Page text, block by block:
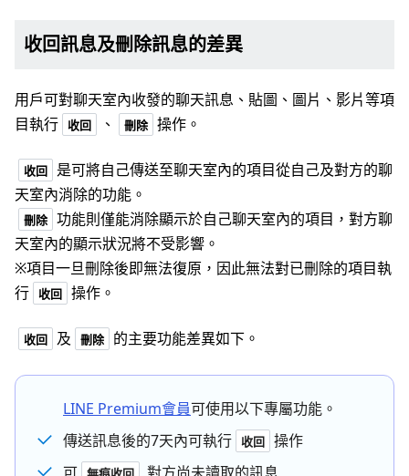
收回訊息及刪除訊息的差異
用戶可對聊天室內收發的聊天訊息、貼圖、圖片、影片等項
目執行 收回 、 刪除 操作。
收回
是可將自己傳送至聊天室內的項目從自己及對方的聊
天室內消除的功能。
刪除 功能則僅能消除顯示於自己聊天室內的項目，對方聊
天室內的顯示狀況將不受影響。
※項目一旦刪除後即無法復原，因此無法對已刪除的項目執
行 收回 操作。
收回 及 刪除 的主要功能差異如下。
LINE Premium會員可使用以下專屬功能。
傳送訊息後的7天內可執行 收回 操作